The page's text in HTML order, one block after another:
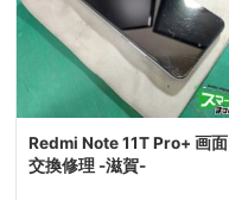
Redmi Note 11T Pro+ 画面
交換修理 -滋賀-